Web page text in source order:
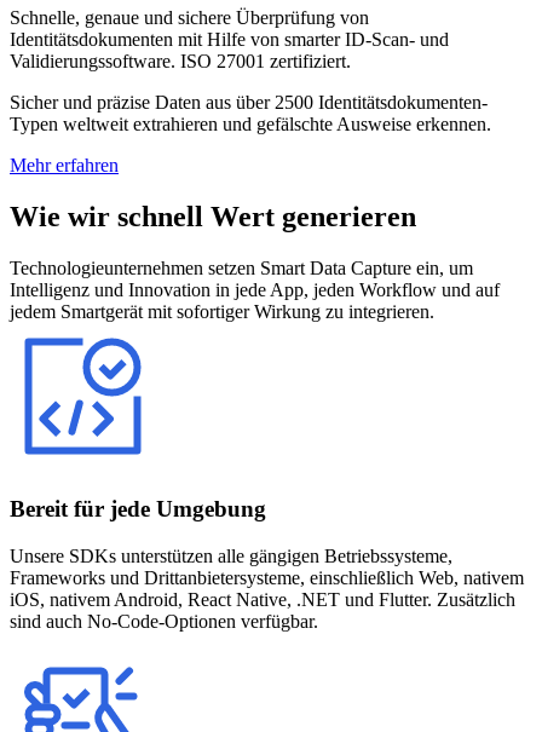
Schnelle, genaue und sichere Überprüfung von
Identitätsdokumenten mit Hilfe von smarter ID-Scan- und
Validierungssoftware. ISO 27001 zertifiziert.
Sicher und präzise Daten aus über 2500 Identitätsdokumenten-
Typen weltweit extrahieren und gefälschte Ausweise erkennen.
Mehr erfahren
Wie wir schnell Wert generieren
Technologieunternehmen setzen Smart Data Capture ein, um
Intelligenz und Innovation in jede App, jeden Workflow und auf
jedem Smartgerät mit sofortiger Wirkung zu integrieren.
Bereit für jede Umgebung
Unsere SDKs unterstützen alle gängigen Betriebssysteme,
Frameworks und Drittanbietersysteme, einschließlich Web, nativem
iOS, nativem Android, React Native, .NET und Flutter. Zusätzlich
sind auch No-Code-Optionen verfügbar.